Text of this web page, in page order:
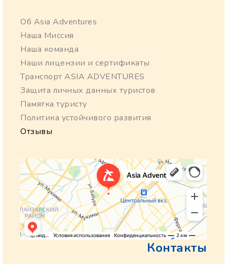
Об Asia Adventures
Наша Миссия
Наша команда
Наши лицензии и сертификаты
Транспорт ASIA ADVENTURES
Защита личных данных туристов
Памятка туристу
Политика устойчивого развития
Отзывы
Контакты